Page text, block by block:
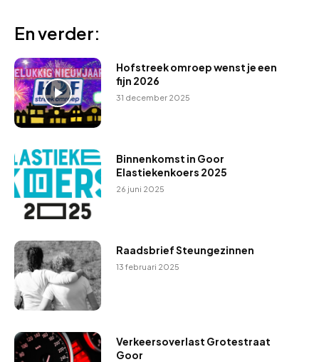
En verder:
Hofstreek omroep wenst je een
fijn 2026
31 december 2025
Binnenkomst in Goor
Elastiekenkoers 2025
26 juni 2025
Raadsbrief Steungezinnen
13 februari 2025
Verkeersoverlast Grotestraat
Goor